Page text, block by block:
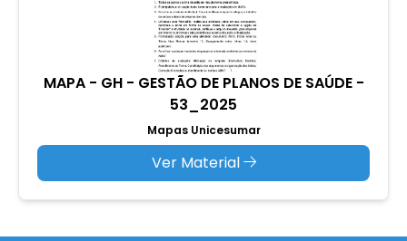
MAPA - GH - GESTÃO DE PLANOS DE SAÚDE -
53_2025
Mapas Unicesumar
Ver Material